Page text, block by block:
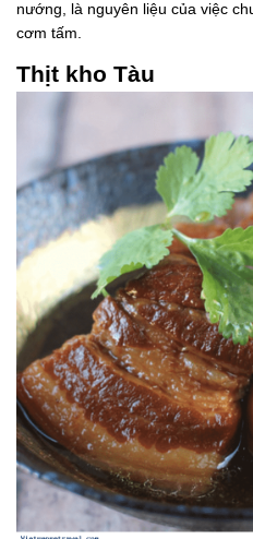
nướng, là nguyên liệu của việc
cơm tấm.
Thịt kho Tàu